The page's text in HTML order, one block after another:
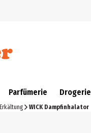
Parfümerie Drogerie
Erkältung WICK Dampfinhalator